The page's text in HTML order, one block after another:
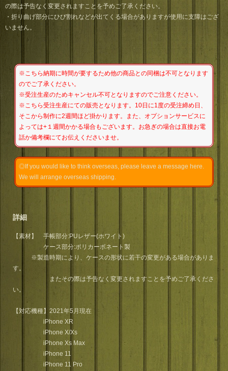
の際は予告なく変更されますことを予めご了承ください。
・折り曲げ部分にひび割れなどが出てくる場合がありますが使用に支障はござ
いません。
※こちら納期に時間が要するため他の商品との同梱は不可となります
のでご了承ください。
※受注生産のためキャンセル不可となりますのでご注意ください。
※こちら受注生産にての販売となります。10日に1度の受注締め日、
そこから制作に2週間ほど掛かります。また、オプションサービスに
よっては+１週間かかる場合もございます。お急ぎの場合は直接お電
話か備考欄にてお伝えくださいませ。
◎If you would like to think overseas, please leave a message here.
We will arrange overseas shipping.
詳細
【素材】 手帳部分:PUレザー(ホワイト)
ケース部分:ポリカーボネート製
※製造時期により、ケースの形状に若干の変更がある場合がありま
す。
またその際は予告なく変更されますことを予めご了承くださ
い。
【対応機種】2021年5月現在
iPhone XR
iPhone X/Xs
iPhone Xs Max
iPhone 11
iPhone 11 Pro